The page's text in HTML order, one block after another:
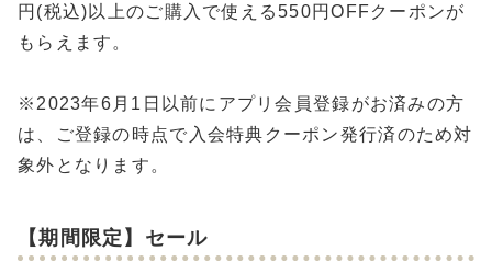
円(税込)以上のご購入で使える550円OFFクーポンが
もらえます。
※2023年6月1日以前にアプリ会員登録がお済みの方
は、ご登録の時点で入会特典クーポン発行済のため対
象外となります。
【期間限定】セール